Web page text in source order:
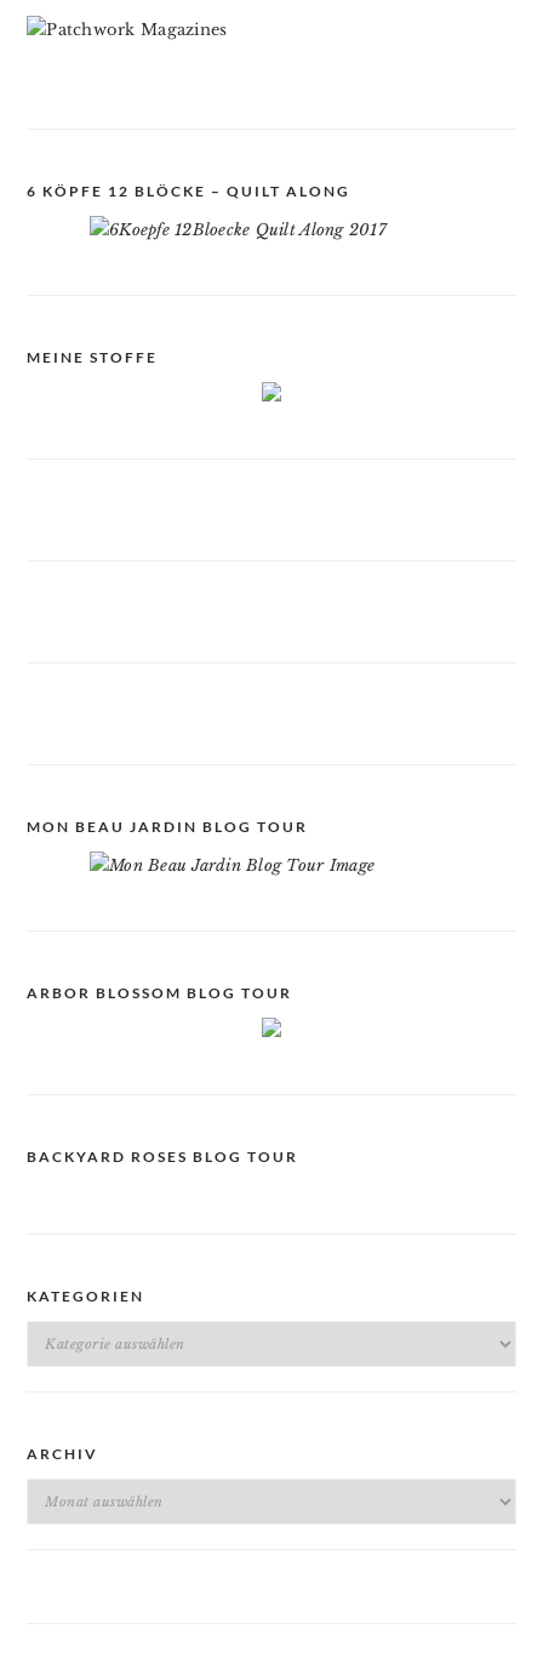
6 KÖPFE 12 BLÖCKE – QUILT ALONG
MEINE STOFFE
MON BEAU JARDIN BLOG TOUR
ARBOR BLOSSOM BLOG TOUR
BACKYARD ROSES BLOG TOUR
KATEGORIEN
Kategorien
ARCHIV
Archiv